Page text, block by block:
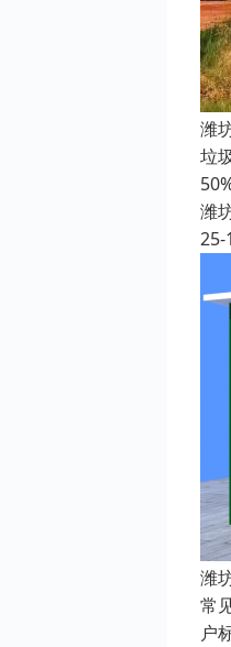
潍
垃
潍
25-
潍
常
户